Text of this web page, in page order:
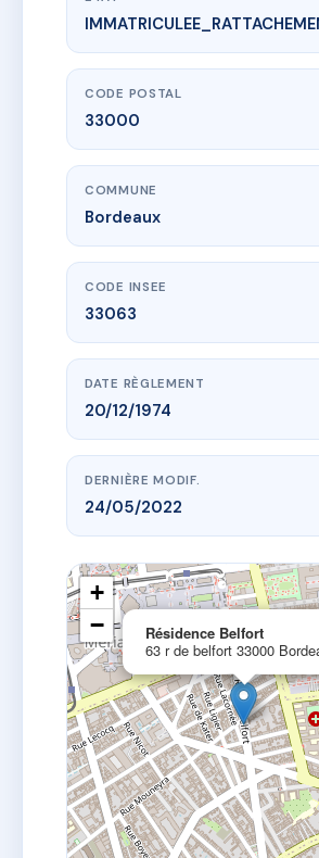
www.vme.plus/AD4516258
Résidence Belfort
63 r de belfort
CODE POSTAL
33000
COMMUNE
Bordeaux
CODE INSEE
33063
DATE RÈGLEMENT
20/12/1974
DERNIÈRE MODIF.
24/05/2022
Résidence Belfort
63 r de belfort 33000
+
−